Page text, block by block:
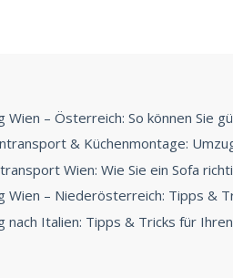
Wien – Österreich: So können Sie
& Küchenmontage:
Wien: Wie Sie ein Sofa
Wien – Niederösterreich: Tipps &
nach Italien: Tipps & Tricks für